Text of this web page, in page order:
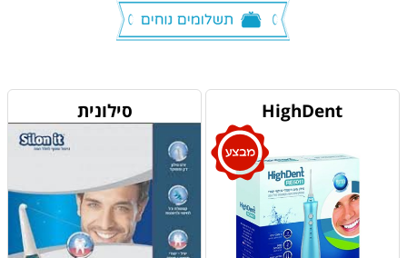
HighDent סילונית